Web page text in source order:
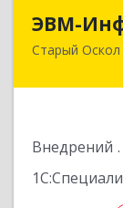
ЭВМ-
Старый Оскол
Внедрений